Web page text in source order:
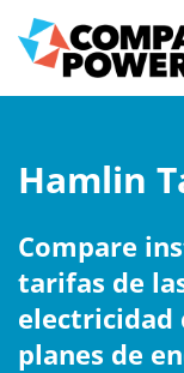
Hamlin
Compare
tarifas de
electricidad
planes de